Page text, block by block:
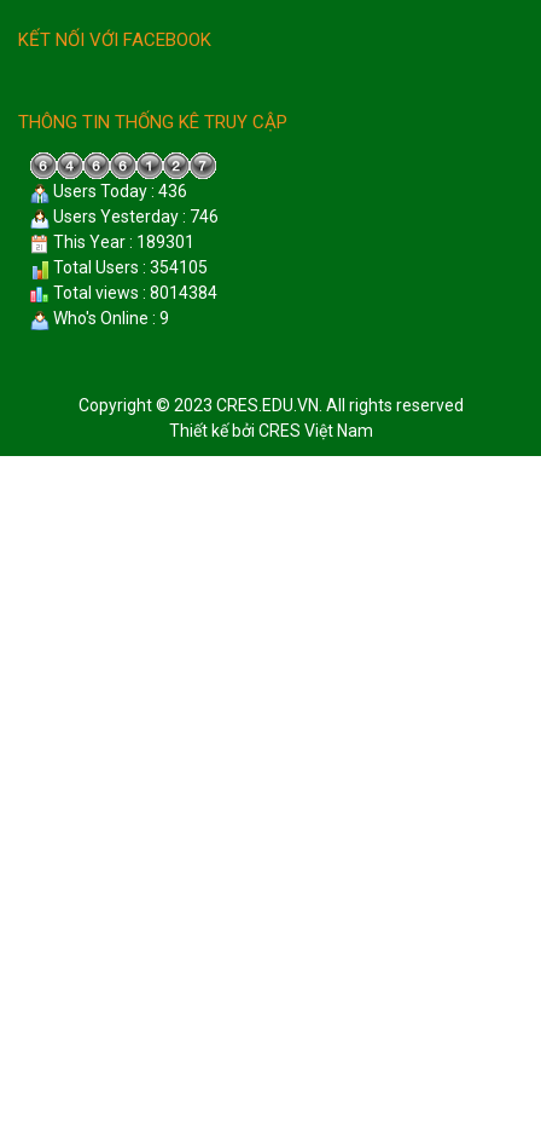
KẾT NỐI VỚI FACEBOOK
THÔNG TIN THỐNG KÊ TRUY CẬP
Users Today : 436
Users Yesterday : 746
This Year : 189301
Total Users : 354105
Total views : 8014384
Who's Online : 9
Copyright © 2023 CRES.EDU.VN. All rights reserved
Thiết kế bởi CRES Việt Nam